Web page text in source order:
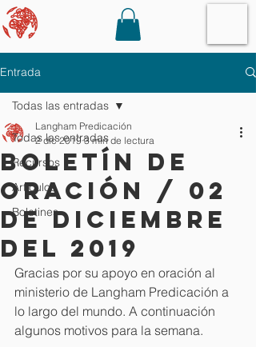
Entrada
Todas las entradas
Recursos
Artículos
Boletines
Todas las entradas
Boletín de
oración / 02
de Diciembre
del 2019
Langham Predicación
2 dic 2019 3 min de lectura
Gracias por su apoyo en oración al
ministerio de Langham Predicación a
lo largo del mundo. A continuación
algunos motivos para la semana.